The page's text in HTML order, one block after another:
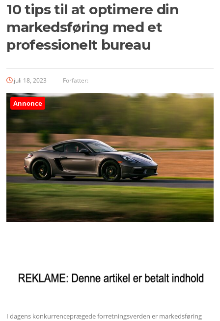
10 tips til at optimere din
markedsføring med et
professionelt bureau
juli 18, 2023 Forfatter:
Annonce
I dagens konkurrenceprægede forretningsverden er markedsføring